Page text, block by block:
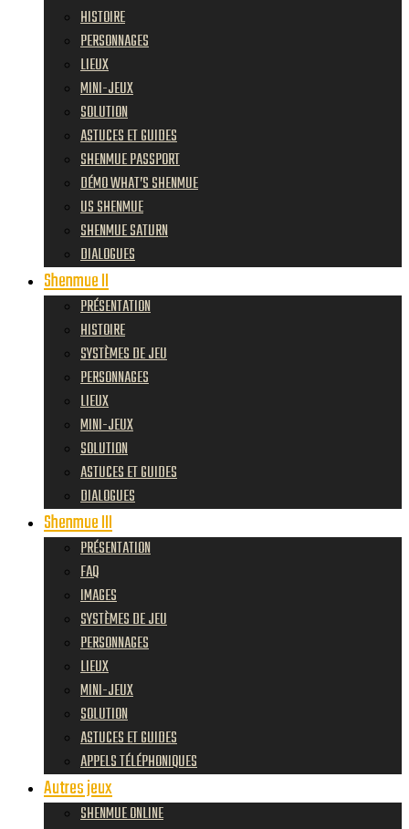
HISTOIRE
PERSONNAGES
LIEUX
MINI-JEUX
SOLUTION
ASTUCES ET GUIDES
SHENMUE PASSPORT
DÉMO WHAT’S SHENMUE
US SHENMUE
SHENMUE SATURN
DIALOGUES
Shenmue II
PRÉSENTATION
HISTOIRE
SYSTÈMES DE JEU
PERSONNAGES
LIEUX
MINI-JEUX
SOLUTION
ASTUCES ET GUIDES
DIALOGUES
Shenmue III
PRÉSENTATION
FAQ
IMAGES
SYSTÈMES DE JEU
PERSONNAGES
LIEUX
MINI-JEUX
SOLUTION
ASTUCES ET GUIDES
APPELS TÉLÉPHONIQUES
Autres jeux
SHENMUE ONLINE